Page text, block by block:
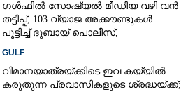
ഗൾഫിൽ സോഷ്യൽ മീഡിയ വഴി വൻ
തട്ടിപ്പ്; 103 വ്യാജ അക്കൗണ്ടുകൾ
പൂട്ടിച്ച് ദുബായ് പൊലീസ്,
GULF
വിമാനയാത്രയ്‌ക്കിടെ ഇവ കയ്യിൽ
കരുതുന്ന പ്രവാസികളുടെ ശ്രദ്ധയ്‌ക്ക്;